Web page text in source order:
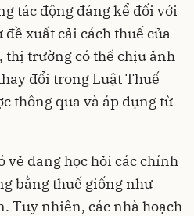
tác động đáng kể đối với
xuất cải cách thuế của
thị trường có thể chịu ảnh
đổi trong Luật Thuế
thông qua và áp dụng từ
vẻ đang học hỏi các chính
bằng thuế giống như
Tuy nhiên, các nhà hoạch